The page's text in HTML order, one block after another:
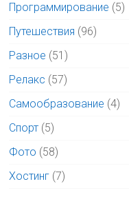
Программирование (5)
Путешествия (96)
Разное (51)
Релакс (57)
Самообразование (4)
Спорт (5)
Фото (58)
Хостинг (7)